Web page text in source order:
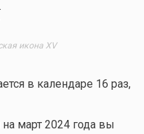
икона XV
в календаре 16 раз,
март 2024 года вы